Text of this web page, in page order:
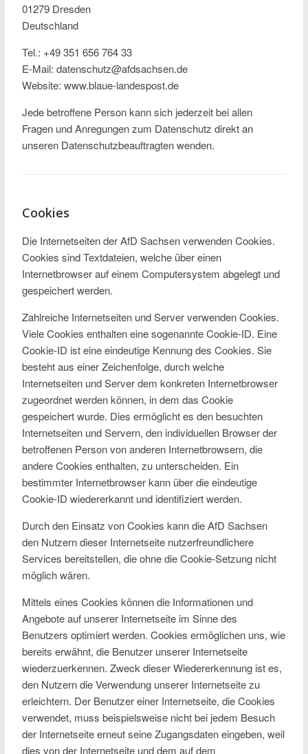
01279 Dresden
Deutschland
Tel.: +49 351 656 764 33
E-Mail: datenschutz@afdsachsen.de
Website: www.blaue-landespost.de
Jede betroffene Person kann sich jederzeit bei allen
Fragen und Anregungen zum Datenschutz direkt an
unseren Datenschutzbeauftragten wenden.
Cookies
Die Internetseiten der AfD Sachsen verwenden Cookies.
Cookies sind Textdateien, welche über einen
Internetbrowser auf einem Computersystem abgelegt und
gespeichert werden.
Zahlreiche Internetseiten und Server verwenden Cookies.
Viele Cookies enthalten eine sogenannte Cookie-ID. Eine
Cookie-ID ist eine eindeutige Kennung des Cookies. Sie
besteht aus einer Zeichenfolge, durch welche
Internetseiten und Server dem konkreten Internetbrowser
zugeordnet werden können, in dem das Cookie
gespeichert wurde. Dies ermöglicht es den besuchten
Internetseiten und Servern, den individuellen Browser der
betroffenen Person von anderen Internetbrowsern, die
andere Cookies enthalten, zu unterscheiden. Ein
bestimmter Internetbrowser kann über die eindeutige
Cookie-ID wiedererkannt und identifiziert werden.
Durch den Einsatz von Cookies kann die AfD Sachsen
den Nutzern dieser Internetseite nutzerfreundlichere
Services bereitstellen, die ohne die Cookie-Setzung nicht
möglich wären.
Mittels eines Cookies können die Informationen und
Angebote auf unserer Internetseite im Sinne des
Benutzers optimiert werden. Cookies ermöglichen uns, wie
bereits erwähnt, die Benutzer unserer Internetseite
wiederzuerkennen. Zweck dieser Wiedererkennung ist es,
den Nutzern die Verwendung unserer Internetseite zu
erleichtern. Der Benutzer einer Internetseite, die Cookies
verwendet, muss beispielsweise nicht bei jedem Besuch
der Internetseite erneut seine Zugangsdaten eingeben, weil
dies von der Internetseite und dem auf dem